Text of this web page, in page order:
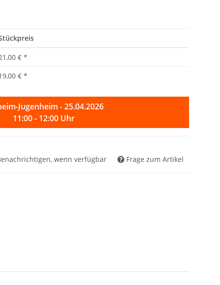
€ *
€ *
Jugenheim - 25.04.2026
11:00 - 12:00 Uhr
wenn verfügbar Frage zum Artikel